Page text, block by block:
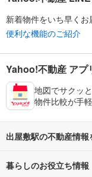
新着物件をいち早くお
便利な機能のご紹介
Yahoo!不動産 アプ
地図でサクッ
物件比較が手
出屋敷駅の不動産情報
不動産・住宅
暮らしのお役立ち情報